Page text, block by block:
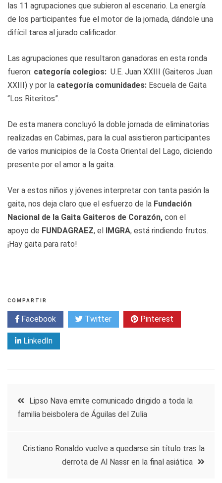
las 11 agrupaciones que subieron al escenario. La energía
de los participantes fue el motor de la jornada, dándole una
difícil tarea al jurado calificador.
Las agrupaciones que resultaron ganadoras en esta ronda
fueron: categoría colegios: U.E. Juan XXIII (Gaiteros Juan
XXIII) y por la categoría comunidades: Escuela de Gaita
“Los Riteritos”.
De esta manera concluyó la doble jornada de eliminatorias
realizadas en Cabimas, para la cual asistieron participantes
de varios municipios de la Costa Oriental del Lago, diciendo
presente por el amor a la gaita.
Ver a estos niños y jóvenes interpretar con tanta pasión la
gaita, nos deja claro que el esfuerzo de la Fundación
Nacional de la Gaita Gaiteros de Corazón, con el
apoyo de FUNDAGRAEZ, el IMGRA, está rindiendo frutos.
¡Hay gaita para rato!
COMPARTIR
Facebook Twitter Pinterest
LinkedIn
Navegación
entradas
Lipso Nava emite comunicado dirigido a toda la
familia beisbolera de Águilas del Zulia
Cristiano Ronaldo vuelve a quedarse sin título tras la
derrota de Al Nassr en la final asiática